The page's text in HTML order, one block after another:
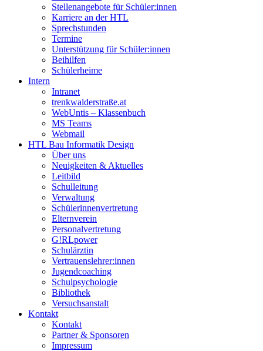
Stellenangebote für Schüler:innen
Karriere an der HTL
Sprechstunden
Termine
Unterstützung für Schüler:innen
Beihilfen
Schülerheime
Intern
Intranet
trenkwalderstraße.at
WebUntis – Klassenbuch
MS Teams
Webmail
HTL Bau Informatik Design
Über uns
Neuigkeiten & Aktuelles
Leitbild
Schulleitung
Verwaltung
Schülerinnenvertretung
Elternverein
Personalvertretung
G!RLpower
Schulärztin
Vertrauenslehrer:innen
Jugendcoaching
Schulpsychologie
Bibliothek
Versuchsanstalt
Kontakt
Kontakt
Partner & Sponsoren
Impressum